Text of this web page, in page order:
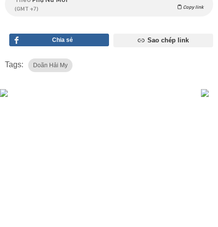
(GMT +7) Copy link
Chia sẻ Sao chép link
Tags: Doãn Hải My